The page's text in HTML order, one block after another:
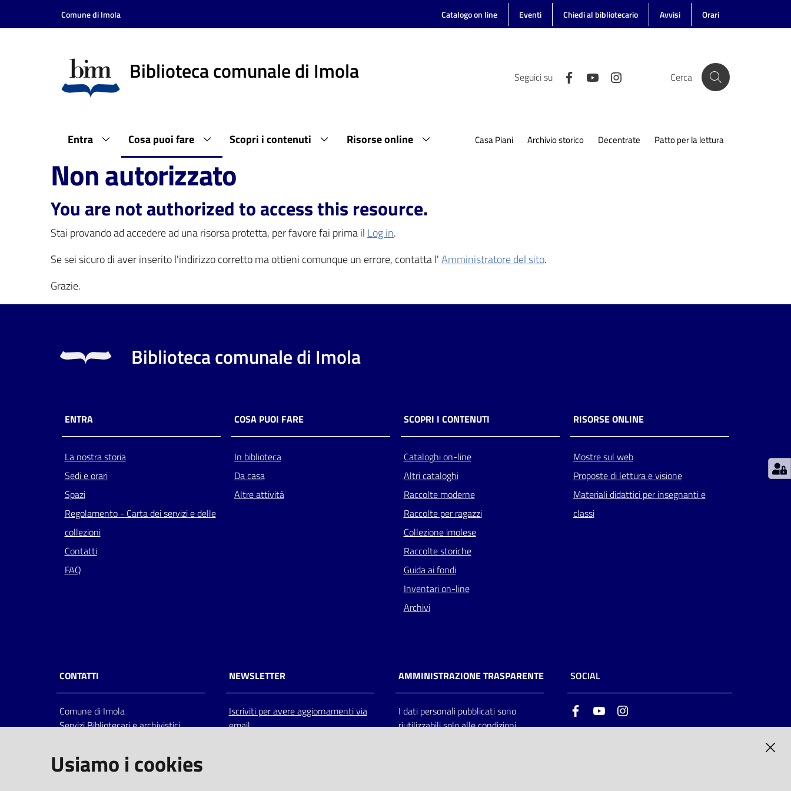
Vai al contenuto
Vai alla navigazione
Comune di Imola Catalogo on line Eventi Chiedi al bibliotecario Avvisi Orari
Biblioteca comunale di Imola Seguici su Cerca
Entra Cosa puoi fare Scopri i contenuti Risorse online Casa Piani Archivio storico Decentrate Patto per la lettura
Non autorizzato
You are not authorized to access this resource.
Stai provando ad accedere ad una risorsa protetta, per favore fai prima il Log in.
Se sei sicuro di aver inserito l'indirizzo corretto ma ottieni comunque un errore, contatta l'Amministratore del sito.
Grazie.
Biblioteca comunale di Imola
ENTRA
La nostra storia
Sedi e orari
Spazi
Regolamento - Carta dei servizi e delle
collezioni
Contatti
FAQ
COSA PUOI FARE
In biblioteca
Da casa
Altre attività
SCOPRI I CONTENUTI
Cataloghi on-line
Altri cataloghi
Raccolte moderne
Raccolte per ragazzi
Collezione imolese
Raccolte storiche
Guida ai fondi
Inventari on-line
Archivi
RISORSE ONLINE
Mostre sul web
Proposte di lettura e visione
Materiali didattici per insegnanti e
classi
CONTATTI
Comune di Imola
Servizi Bibliotecari e archivistici
Italia
centralino: tel 0542.6026.36 fax
NEWSLETTER
Iscriviti per avere aggiornamenti via
email
AMMINISTRAZIONE TRASPARENTE
I dati personali pubblicati sono
riutilizzabili solo alle condizioni
SOCIAL
FacebookYoutube
Usiamo i cookies